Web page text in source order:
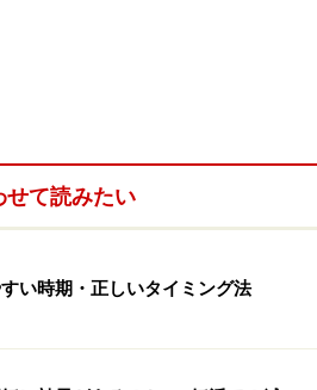
私は講演会などで、よく「不妊
さい」と聞かれるのですが、不
でもありません。不妊は様々な
です。ですから、その様々な状
が必要になってきます。当然な
」と単純には言えません。鍼灸
せて読みたい
い時期・正しいタイミング法